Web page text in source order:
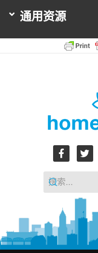
通用资源